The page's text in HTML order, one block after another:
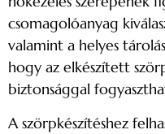
csomagolóanyag
valamint a helyes
hogy az elkészített
biztonsággal
A szörpkészítéshez